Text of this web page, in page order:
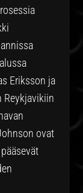
Eriksson ja
Reykjavikiin
ovat